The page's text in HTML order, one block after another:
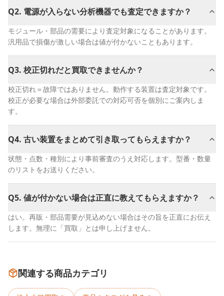
Q2. 電源が入らない分析機器でも査定できますか？
モジュール・部品の需要により査定対象になることがあります。
汎用品で損傷が激しい場合は値が付かないこともあります。
Q3. 校正切れだと買取できませんか？
校正切れ＝故障ではありません。動作する装置は査定対象です。
校正が必要な場合は外部委託での対応可否を個別にご案内しま
す。
Q4. 古い装置をまとめて引き取ってもらえますか？
状態・点数・種別により事前審査のうえ対応します。型番・数量
のリストをお送りください。
Q5. 値が付かない場合は正直に教えてもらえますか？
はい。再販・部品需要が見込めない場合はその旨を正直にお伝え
します。無理に「買取」とは申し上げません。
関連する商品カテゴリ